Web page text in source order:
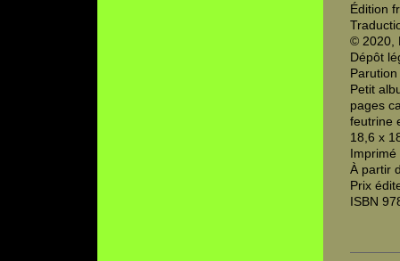
Édition
© 2020,
Dépôt
Petit
pages
feutrine
18,6 x
Imprimé
À partir
Prix
ISBN